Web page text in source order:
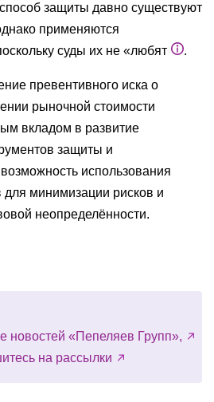
защиты давно существуют
применяются
суды их не «любят
.
превентивного иска о
рыночной стоимости
вкладом в развитие
защиты и
использования
минимизации рисков и
неопределённости.
новостей «Пепеляев Групп»,
на рассылки